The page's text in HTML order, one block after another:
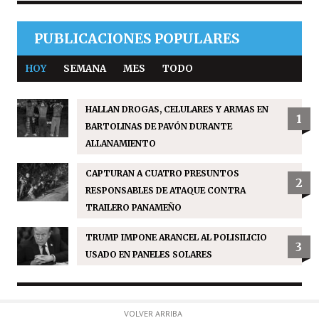
PUBLICACIONES POPULARES
HOY SEMANA MES TODO
HALLAN DROGAS, CELULARES Y ARMAS EN
BARTOLINAS DE PAVÓN DURANTE
ALLANAMIENTO
1
CAPTURAN A CUATRO PRESUNTOS
RESPONSABLES DE ATAQUE CONTRA
TRAILERO PANAMEÑO
2
TRUMP IMPONE ARANCEL AL POLISILICIO
USADO EN PANELES SOLARES
3
VOLVER ARRIBA